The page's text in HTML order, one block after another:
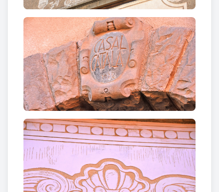
home i matxo es pagava a 17 ptes). El seu estil
participa indiscutiblement del noucentisme i es
basa en la tradició catalana de l’esgrafiat set-
centista.
Curiositats
A la mateixa pàgina web del Casal se’ns informa que
10 de Maig de l’any 1918 un grup de veïns dels
Hostalets va fundar la "Unió Regionalista
Hostaletense", societat político-cultural que tenia
entre altres, l’objectiu de lluitar per aconseguir la
implantació de l’Autonomia a Catalunya.
Es disposava d’un petit local (Cal Batista, c/